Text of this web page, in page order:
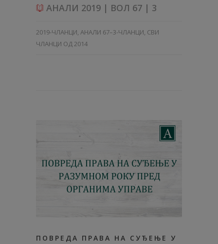
АНАЛИ 2019 | ВОЛ 67 | 3
2019-ЧЛАНЦИ, АНАЛИ 67–3-ЧЛАНЦИ, СВИ
ЧЛАНЦИ ОД 2014
ПОВРЕДА ПРАВА НА СУЂЕЊЕ У